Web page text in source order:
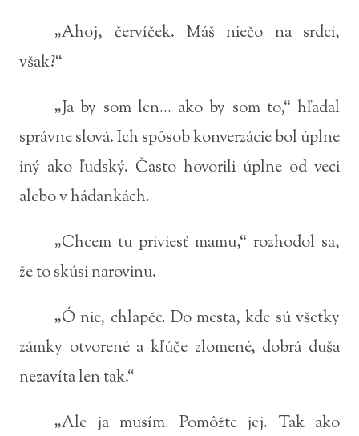
„Ahoj, červíček. Máš niečo na srdci,
však?“
„Ja by som len... ako by som to,“ hľadal
správne slová. Ich spôsob konverzácie bol úplne
iný ako ľudský. Často hovorili úplne od veci
alebo v hádankách.
„Chcem tu priviesť mamu,“ rozhodol sa,
že to skúsi narovinu.
„Ó nie, chlapče. Do mesta, kde sú všetky
zámky otvorené a kľúče zlomené, dobrá duša
nezavíta len tak.“
„Ale ja musím. Pomôžte jej. Tak ako